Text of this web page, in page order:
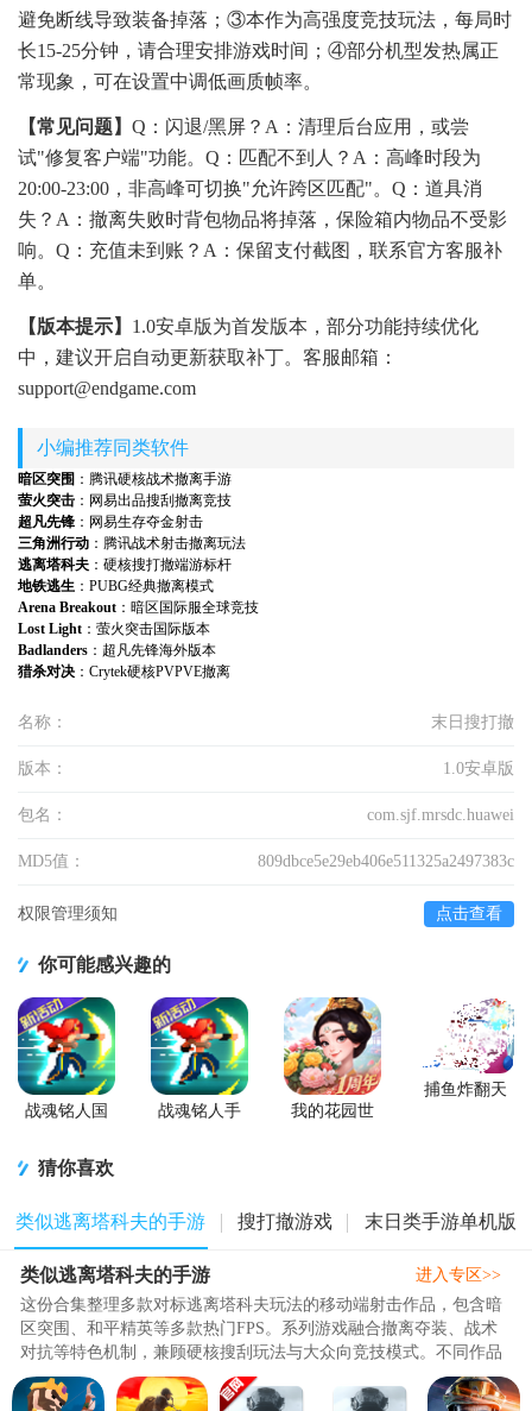
避免断线导致装备掉落；③本作为高强度竞技玩法，每局时
长15-25分钟，请合理安排游戏时间；④部分机型发热属正
常现象，可在设置中调低画质帧率。
【常见问题】 Q：闪退/黑屏？A：清理后台应用，或尝
试"修复客户端"功能。Q：匹配不到人？A：高峰时段为
20:00-23:00，非高峰可切换"允许跨区匹配"。Q：道具消
失？A：撤离失败时背包物品将掉落，保险箱内物品不受影
响。Q：充值未到账？A：保留支付截图，联系官方客服补
单。
【版本提示】 1.0安卓版为首发版本，部分功能持续优化
中，建议开启自动更新获取补丁。客服邮箱：
support@endgame.com
小编推荐同类软件
暗区突围 ：腾讯硬核战术撤离手游
萤火突击 ：网易出品搜刮撤离竞技
超凡先锋 ：网易生存夺金射击
三角洲行动 ：腾讯战术射击撤离玩法
逃离塔科夫 ：硬核搜打撤端游标杆
地铁逃生 ：PUBG经典撤离模式
Arena Breakout ：暗区国际服全球竞技
Lost Light ：萤火突击国际版本
Badlanders ：超凡先锋海外版本
猎杀对决 ：Crytek硬核PVPVE撤离
名称： 末日搜打撤
版本： 1.0安卓版
包名： com.sjf.mrsdc.huawei
MD5值： 809dbce5e29eb406e511325a2497383c
权限管理须知 点击查看
你可能感兴趣的
战魂铭人国
Legends)
战魂铭人手
我的花园世
捕鱼炸翻天
猜你喜欢
类似逃离塔科夫的手游 搜打撤游戏 末日类手游单机版
类似逃离塔科夫的手游
这份合集整理多款对标逃离塔科夫玩法的移动端射击作品，包含暗
区突围、和平精英等多款热门FPS。系列游戏融合撤离夺装、战术
对抗等特色机制，兼顾硬核搜刮玩法与大众向竞技模式。不同作品
风格差异明显，既有高度复刻撤..
进入专区>>